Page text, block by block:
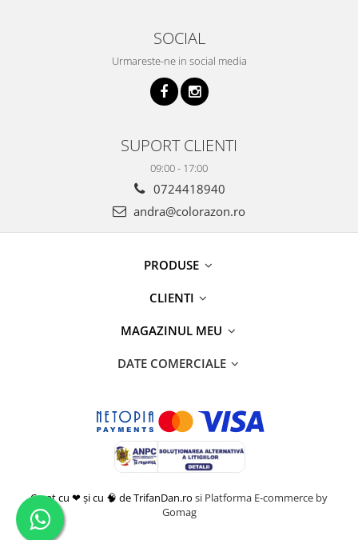
SOCIAL
Urmareste-ne in social media
SUPORT CLIENTI
09:00 - 17:00
0724418940
andra@colorazon.ro
PRODUSE
CLIENTI
MAGAZINUL MEU
DATE COMERCIALE
Creat cu ❤ și cu 🧠 de TrifanDan.ro si Platforma E-commerce by
Gomag